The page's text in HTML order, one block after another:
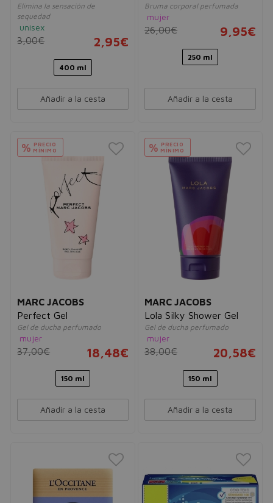
Elimina la sensación de
sequedad
unisex
3,00€ 2,95€
400 ml
Añadir a la cesta
Bruma corporal perfumada
mujer
26,00€ 9,95€
250 ml
Añadir a la cesta
% PRECIO
MÍNIMO
MARC JACOBS
Perfect Gel
Gel de ducha perfumado
mujer
37,00€ 18,48€
150 ml
Añadir a la cesta
% PRECIO
MÍNIMO
MARC JACOBS
Lola Silky Shower Gel
Gel de ducha perfumado
mujer
38,00€ 20,58€
150 ml
Añadir a la cesta